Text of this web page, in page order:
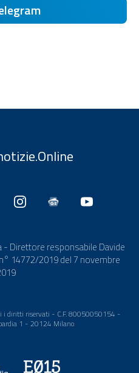
- Direttore responsabile Davide
14772/2019 del 7 novembre
i diritti riservati - C.F. 80050050154 -
1 - 20124 Milano